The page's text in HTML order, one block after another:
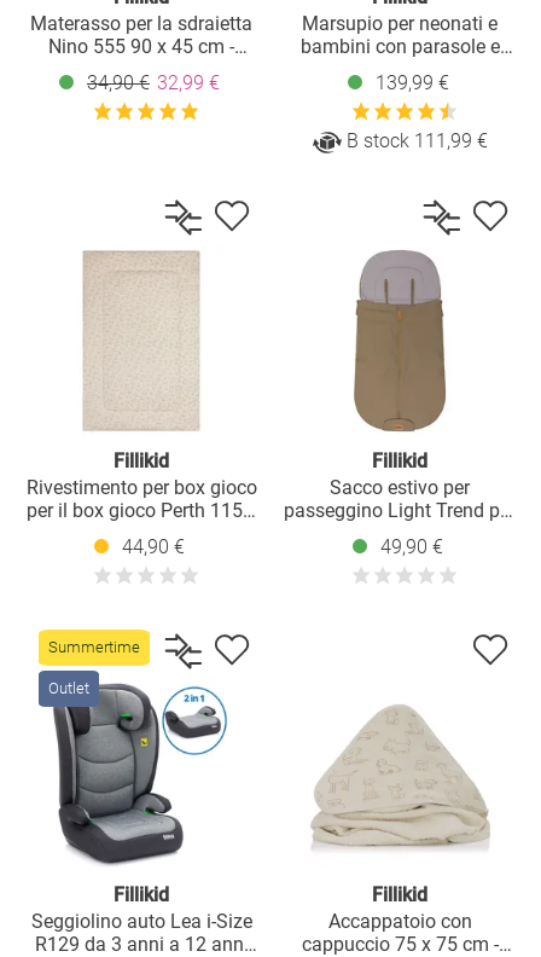
Materasso per la sdraietta
Nino 555 90 x 45 cm -
Bianco
34,90 € 32,99 €
Marsupio per neonati e
bambini con parasole e
accessori - Grigio
139,99 €
B stock 111,99 €
Fillikid
Rivestimento per box gioco
per il box gioco Perth 115 x
44,90 €
Fillikid
Sacco estivo per
passeggino Light Trend per
Taupe
49,90 €
Summertime
Outlet
Fillikid
Seggiolino auto Lea i-Size
R129 da 3 anni a 12 anni
Fillikid
Accappatoio con
cappuccio 75 x 75 cm -